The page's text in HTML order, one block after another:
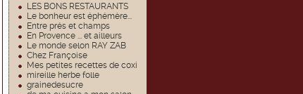
LES BONS RESTAURANTS
Le bonheur est éphémère...
Entre prés et champs
En Provence ... et ailleurs
Le monde selon RAY ZAB
Chez Françoise
Mes petites recettes de coxi
mireille herbe folle
grainedesucre